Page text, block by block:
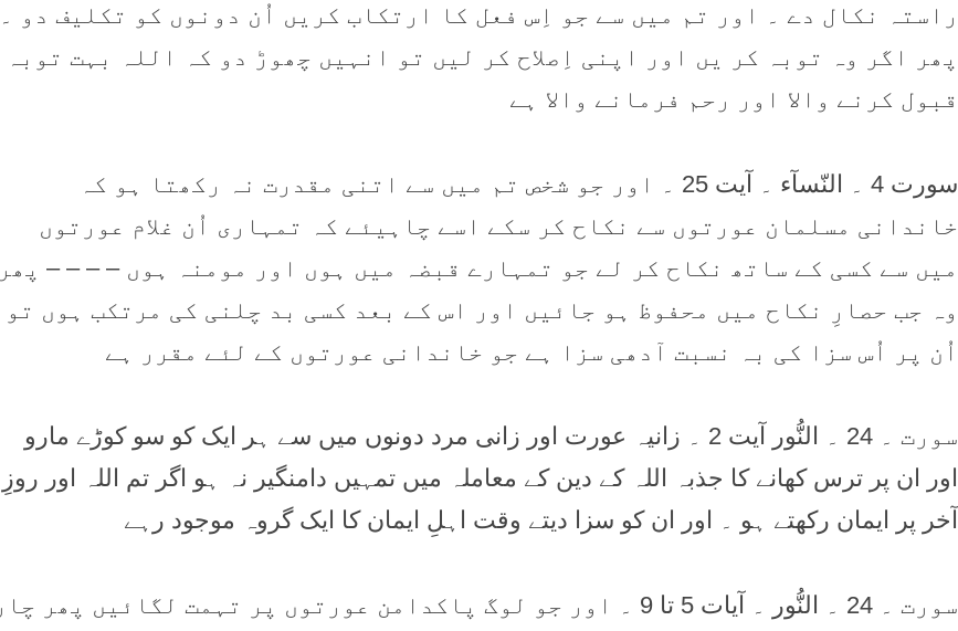
راستہ نکال دے ۔ اور تم میں سے جو اِس فعل کا ارتکاب کریں اُن دونوں کو تکلیف دو ۔
پھر اگر وہ توبہ کر یں اور اپنی اِصلاح کر لیں تو انہیں چھوڑ دو کہ اللہ بہت توبہ
قبول کرنے والا اور رحم فرمانے والا ہے
سورت 4 ۔ النّسآء ۔ آیت 25 ۔ اور جو شخص تم میں سے اتنی مقدرت نہ رکھتا ہو کہ
خاندانی مسلمان عورتوں سے نکاح کر سکے اسے چاہیئے کہ تمہاری اُن غلام عورتوں
میں سے کسی کے ساتھ نکاح کر لے جو تمہارے قبضہ میں ہوں اور مومنہ ہوں – – – – پھر
وہ جب حصارِ نکاح میں محفوظ ہو جائیں اور اس کے بعد کسی بد چلنی کی مرتکب ہوں تو
اُن پر اُس سزا کی بہ نسبت آدھی سزا ہے جو خاندانی عورتوں کے لئے مقرر ہے
سورت ۔ 24 ۔ النُّور آیت 2 ۔ زانیہ عورت اور زانی مرد دونوں میں سے ہر ایک کو سو کوڑے مارو
اور ان پر ترس کھانے کا جذبہ اللہ کے دین کے معاملہ میں تمہیں دامنگیر نہ ہو اگر تم اللہ اور روزِ
آخر پر ایمان رکھتے ہو ۔ اور ان کو سزا دیتے وقت اہلِ ایمان کا ایک گروہ موجود رہے
سورت ۔ 24 ۔ النُّور ۔ آیات 5 تا 9 ۔ اور جو لوگ پاکدامن عورتوں پر تہمت لگائیں پھر چار